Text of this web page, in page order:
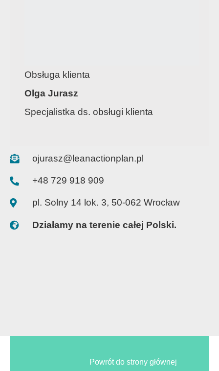
Obsługa klienta
Olga Jurasz
Specjalistka ds. obsługi klienta
ojurasz@leanactionplan.pl
+48 729 918 909
pl. Solny 14 lok. 3, 50-062 Wrocław
Działamy na terenie całej Polski.
Powrót do strony głównej